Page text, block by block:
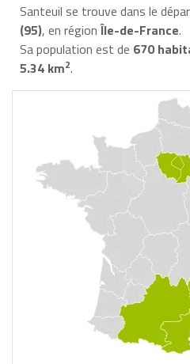
Santeuil se trouve dans le
(95), en régionÎle-de-France.
Sa population est de 670
5.34 km2.